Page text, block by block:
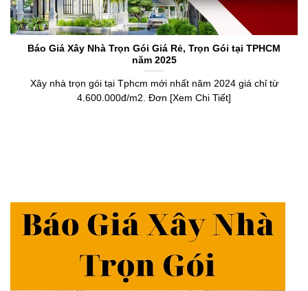
Báo Giá Xây Nhà Trọn Gói Giá Rẻ, Trọn Gói tại TPHCM
năm 2025
Xây nhà trọn gói tại Tphcm mới nhất năm 2024 giá chỉ từ
4.600.000đ/m2. Đơn [Xem Chi Tiết]